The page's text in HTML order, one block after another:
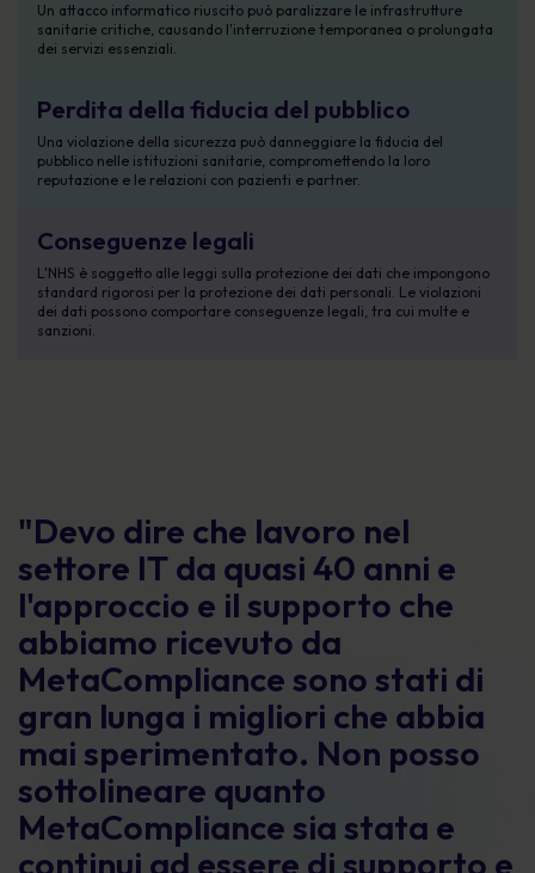
Un attacco informatico riuscito può paralizzare le infrastrutture
sanitarie critiche, causando l'interruzione temporanea o prolungata
dei servizi essenziali.
Perdita della fiducia del pubblico
Una violazione della sicurezza può danneggiare la fiducia del
pubblico nelle istituzioni sanitarie, compromettendo la loro
reputazione e le relazioni con pazienti e partner.
Conseguenze legali
L'NHS è soggetto alle leggi sulla protezione dei dati che impongono
standard rigorosi per la protezione dei dati personali. Le violazioni
dei dati possono comportare conseguenze legali, tra cui multe e
sanzioni.
"Devo dire che lavoro nel
settore IT da quasi 40 anni e
l'approccio e il supporto che
abbiamo ricevuto da
MetaCompliance sono stati di
gran lunga i migliori che abbia
mai sperimentato. Non posso
sottolineare quanto
MetaCompliance sia stata e
continui ad essere di supporto e